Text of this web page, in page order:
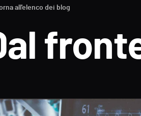
all'elenco dei blog